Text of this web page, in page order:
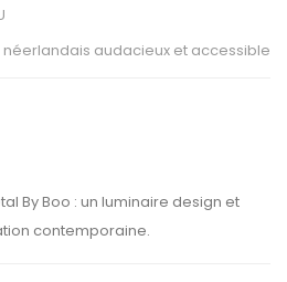
néerlandais audacieux et accessible
By Boo : un luminaire design et
contemporaine.